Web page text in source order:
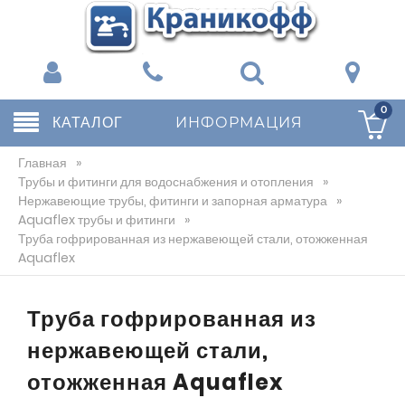
КАТАЛОГ ИНФОРМАЦИЯ
0
Главная »
Трубы и фитинги для водоснабжения и отопления »
Нержавеющие трубы, фитинги и запорная арматура »
Aquaflex трубы и фитинги »
Труба гофрированная из нержавеющей стали, отожженная
Aquaflex
Труба гофрированная из
нержавеющей стали,
отожженная Aquaflex